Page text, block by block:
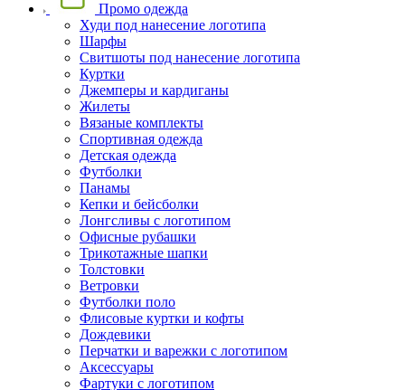
Промо одежда
Худи под нанесение логотипа
Шарфы
Свитшоты под нанесение логотипа
Куртки
Джемперы и кардиганы
Жилеты
Вязаные комплекты
Спортивная одежда
Детская одежда
Футболки
Панамы
Кепки и бейсболки
Лонгсливы с логотипом
Офисные рубашки
Трикотажные шапки
Толстовки
Ветровки
Футболки поло
Флисовые куртки и кофты
Дождевики
Перчатки и варежки с логотипом
Аксессуары
Фартуки с логотипом